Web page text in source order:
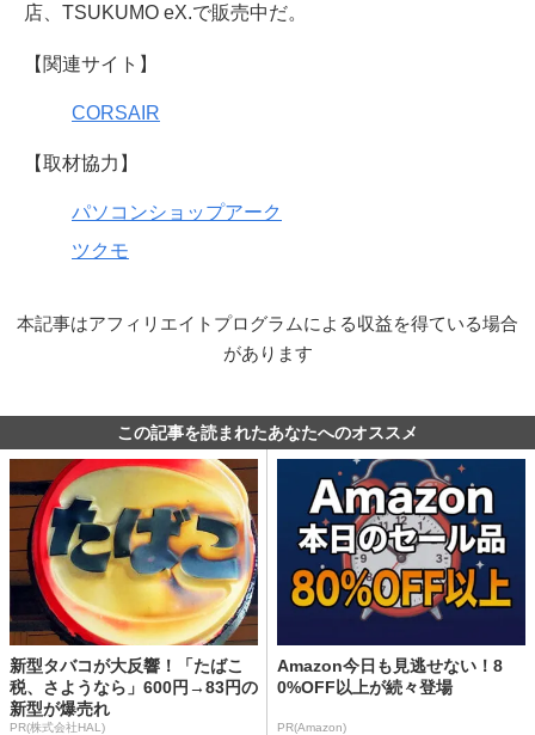
店、TSUKUMO eX.で販売中だ。
【関連サイト】
CORSAIR
【取材協力】
パソコンショップアーク
ツクモ
本記事はアフィリエイトプログラムによる収益を得ている場合
があります
この記事を読まれたあなたへのオススメ
新型タバコが大反響！「たばこ
税、さようなら」600円→83円の
新型が爆売れ
PR(株式会社HAL)
Amazon今日も見逃せない！8
0%OFF以上が続々登場
PR(Amazon)